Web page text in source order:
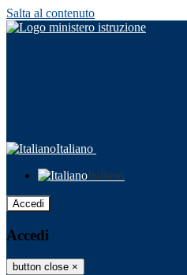
Salta al contenuto
Italiano
Italiano
Accedi
Accedi
button close ×